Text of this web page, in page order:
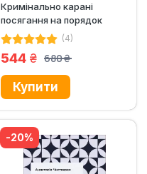
Новинка! Ексклюзив
Кримінально карані
посягання на порядок
користування військовим
майном і...
(4)
680
грн.
544 грн.
-20%